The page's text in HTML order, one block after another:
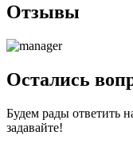
Отзывы
Остались
Будем рады ответить
задавайте!